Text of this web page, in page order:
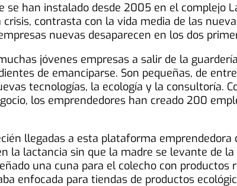
se han instalado desde 2005 en el complejo
contrasta con la vida media de las
nuevas desaparecen en los dos
jóvenes empresas a salir de la
de emanciparse. Son pequeñas, de
tecnologías, la ecología y la consultoría.
los emprendedores han creado 200
llegadas a esta plataforma emprendedora
la lactancia sin que la madre se levante de
una cuna para el colecho con
enfocada para tiendas de productos